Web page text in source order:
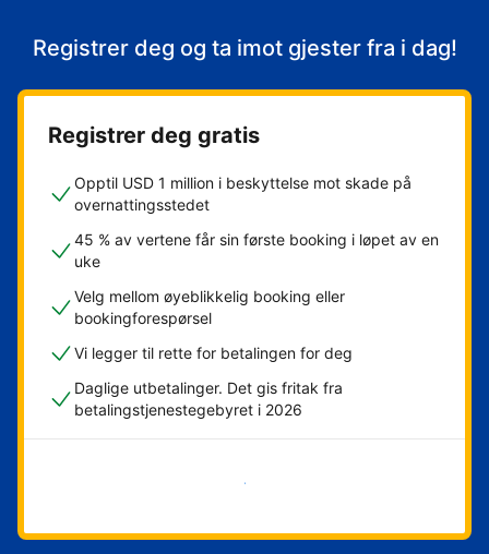
Registrer deg og ta imot gjester fra i dag!
Registrer deg gratis
Opptil USD 1 million i beskyttelse mot skade på
overnattingsstedet
45 % av vertene får sin første booking i løpet av en
uke
Velg mellom øyeblikkelig booking eller
bookingforespørsel
Vi legger til rette for betalingen for deg
Daglige utbetalinger. Det gis fritak fra
betalingstjenestegebyret i 2026
Kom i gang nå